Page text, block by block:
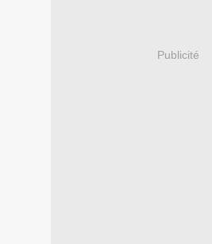
Publicité